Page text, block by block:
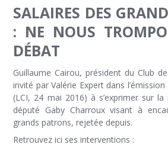
SALAIRES DES
: NE NOUS
DÉBAT
Guillaume Cairou, président du Club
invité par Valérie Expert dans
(LCI, 24 mai 2016) à s’exprimer sur
député Gaby Charroux visant à
grands patrons, rejetée depuis.
Retrouvez ici ses interventions :